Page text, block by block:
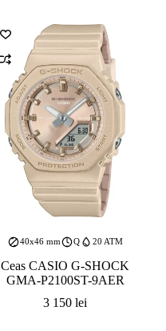
40x46 mm Q 20 ATM
Ceas CASIO G-SHOCK
GMA-P2100ST-9AER
3 150lei